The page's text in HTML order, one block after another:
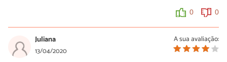
0 0
A sua avaliação:
Juliana
13/04/2020